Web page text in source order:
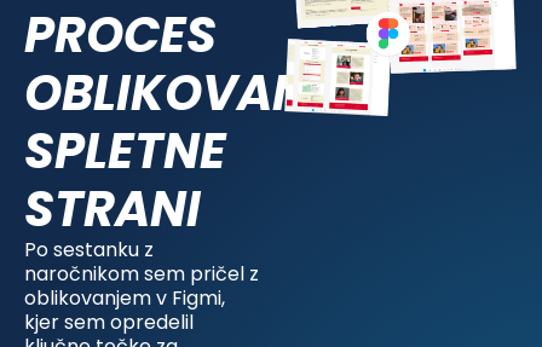
PROCES
OBLIKOVANJA
SPLETNE
STRANI
Po sestanku z
naročnikom sem pričel z
oblikovanjem v Figmi,
kjer sem opredelil